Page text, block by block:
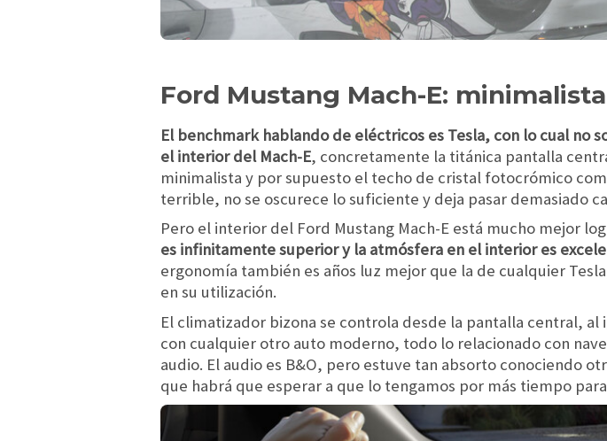
Ford Mustang Mach-E:
El benchmark hablando de eléctricos es Tesla, con lo cual no
el interior del Mach-E, concretamente la titánica pantalla
minimalista y por supuesto el techo de cristal fotocrómico
terrible, no se oscurece lo suficiente y deja pasar demasiado
Pero el interior del Ford Mustang Mach-E está mucho mejor
es infinitamente superior y la atmósfera en el interior es
ergonomía también es años luz mejor que la de cualquier
en su utilización.
El climatizador bizona se controla desde la pantalla central,
con cualquier otro auto moderno, todo lo relacionado con
audio. El audio es B&O, pero estuve tan absorto conociendo
que habrá que esperar a que lo tengamos por más tiempo